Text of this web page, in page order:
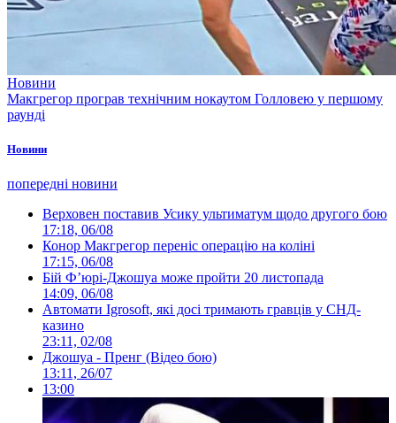
Новини
Макгрегор програв технічним нокаутом Голловею у першому
раунді
Новини
попередні новини
Верховен поставив Усику ультиматум щодо другого бою
17:18, 06/08
Конор Макгрегор переніс операцію на коліні
17:15, 06/08
Бій Ф’юрі-Джошуа може пройти 20 листопада
14:09, 06/08
Автомати Igrosoft, які досі тримають гравців у СНД-
казино
23:11, 02/08
Джошуа - Пренг (Відео бою)
13:11, 26/07
13:00